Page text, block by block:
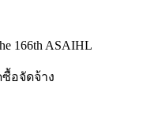
166th ASAIHL
อจัดจ้าง